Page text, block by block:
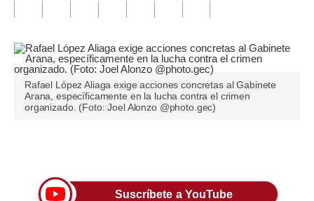
Opinión
Editorial
Pregunta de hoy
Blogs
Viajes
Rafael López Aliaga exige acciones concretas al Gabinete
Arana, específicamente en la lucha contra el crimen
organizado. (Foto: Joel Alonzo @photo.gec)
Suscríbete a YouTube